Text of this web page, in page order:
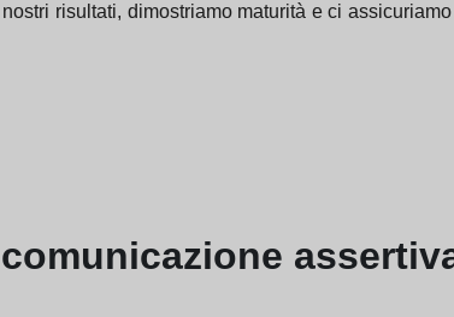
risultati, dimostriamo maturità e ci
comunicazione